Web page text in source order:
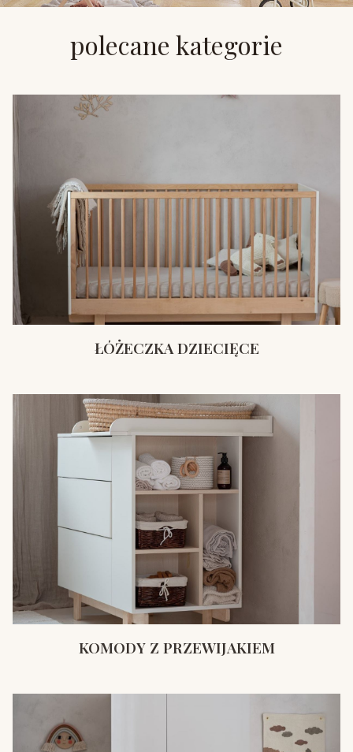
polecane kategorie
ŁÓŻECZKA DZIECIĘCE
KOMODY Z PRZEWIJAKIEM